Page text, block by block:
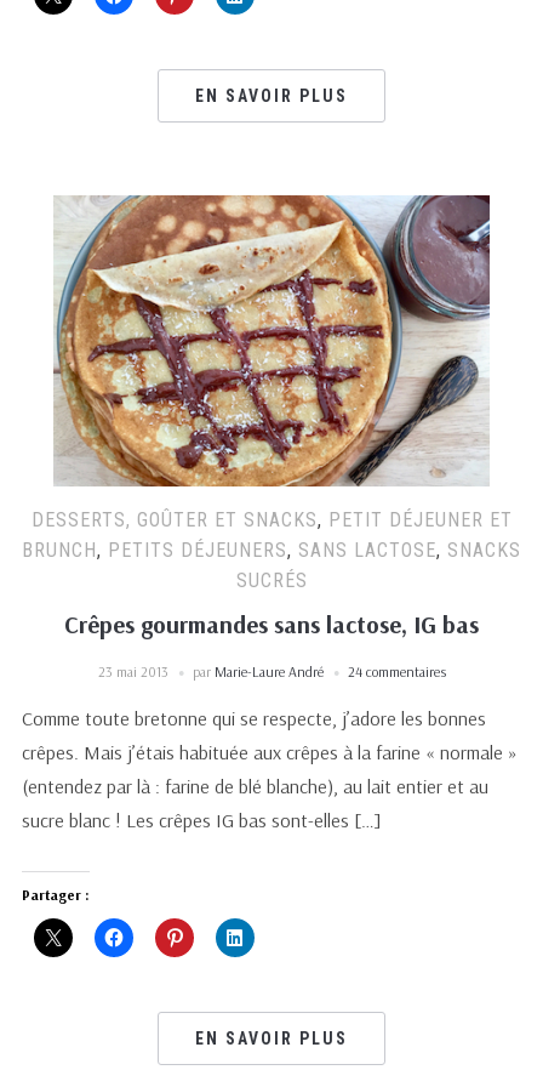
EN SAVOIR PLUS
DESSERTS, GOÛTER ET SNACKS, PETIT DÉJEUNER ET
BRUNCH, PETITS DÉJEUNERS, SANS LACTOSE, SNACKS
SUCRÉS
Crêpes gourmandes sans lactose, IG bas
23 mai 2013 par Marie-Laure André 24 commentaires
​Comme toute bretonne qui se respecte, j’adore les bonnes
crêpes. Mais j’étais habituée aux crêpes à la farine « normale »
(entendez par là : farine de blé blanche), au lait entier et au
sucre blanc ! Les crêpes IG bas sont-elles […]
Partager :
EN SAVOIR PLUS